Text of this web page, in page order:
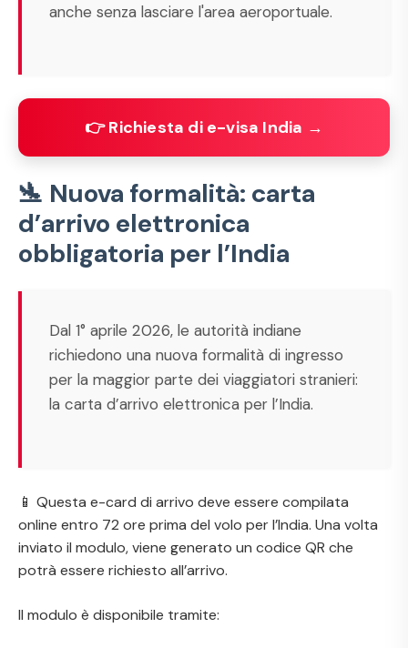
anche senza lasciare l'area aeroportuale.
👉 Richiesta di e-visa India →
🛬 Nuova formalità: carta
d’arrivo elettronica
obbligatoria per l’India
Dal 1° aprile 2026, le autorità indiane
richiedono una nuova formalità di ingresso
per la maggior parte dei viaggiatori stranieri:
la carta d’arrivo elettronica per l’India.
📱 Questa e-card di arrivo deve essere compilata
online entro 72 ore prima del volo per l’India. Una volta
inviato il modulo, viene generato un codice QR che
potrà essere richiesto all’arrivo.
Il modulo è disponibile tramite: